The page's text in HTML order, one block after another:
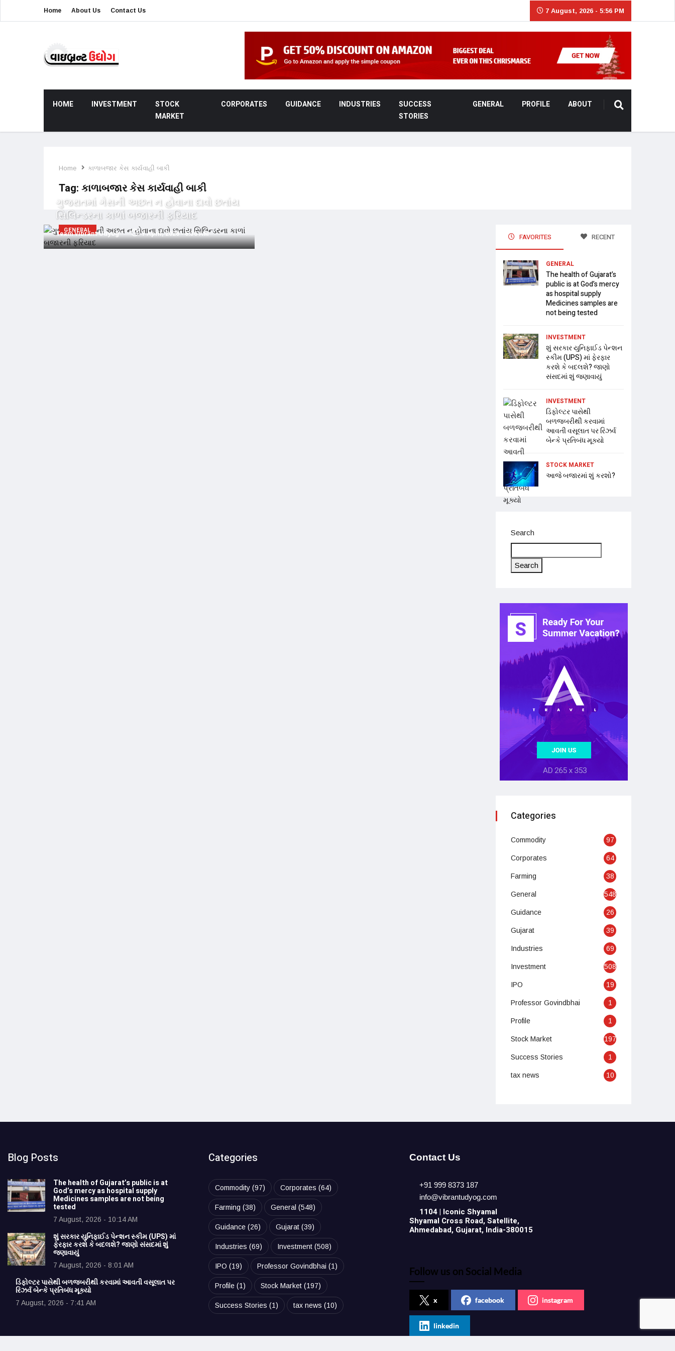
Home About Us Contact Us 7 August, 2026 - 5:56 PM
HOME INVESTMENT
STOCK
MARKET
CORPORATES GUIDANCE INDUSTRIES
SUCCESS
STORIES
GENERAL PROFILE ABOUT
Home કાળાબજાર કેસ કાર્યવાહી બાકી
Tag: કાળાબજાર કેસ કાર્યવાહી બાકી
GENERAL
ગુજરાતમાં ગેસની અછત ન હોવાના દાવો છતાંય
સિલિન્ડરના કાળાં બજારની ફરિયાદ
Team Vibrant Udyog 7 April, 2026 - 6:36 AM FAVORITES RECENT
GENERAL
The health of Gujarat’s
public is at God’s mercy
as hospital supply
Medicines samples are
not being tested
INVESTMENT
શું સરકાર યુનિફાઈડ પેન્શન
સ્કીમ (UPS) માં ફેરફાર
કરશે કે બદલશે? જાણો
સંસદમાં શું જણાવાયું
INVESTMENT
ડિફોલ્ટર પાસેથી
બળજબરીથી કરવામાં
આવતી વસૂલાત પર રિઝર્વ
બેન્કે પ્રતિબંધ મૂક્યો
STOCK MARKET
આજે બજારમાં શું કરશો?
Search
Search
Categories
Commodity 97
Corporates 64
Farming 38
General 548
Guidance 26
Gujarat 39
Industries 69
Investment 508
IPO 19
Professor Govindbhai 1
Profile 1
Stock Market 197
Success Stories 1
tax news 10
Blog Posts
The health of Gujarat’s public is at
God’s mercy as hospital supply
Medicines samples are not being
tested
7 August, 2026 - 10:14 AM
શું સરકાર યુનિફાઈડ પેન્શન સ્કીમ (UPS) માં
ફેરફાર કરશે કે બદલશે? જાણો સંસદમાં શું
જણાવાયું
7 August, 2026 - 8:01 AM
ડિફોલ્ટર પાસેથી બળજબરીથી કરવામાં આવતી વસૂલાત પર
રિઝર્વ બેન્કે પ્રતિબંધ મૂક્યો
7 August, 2026 - 7:41 AM
Categories
Commodity(97) Corporates (64)
Farming (38) General (548)
Guidance(26) Gujarat(39)
Industries (69) Investment(508)
IPO (19) Professor Govindbhai (1)
Profile(1) Stock Market(197)
Success Stories (1) tax news (10)
Contact Us
+91 999 8373 187
info@vibrantudyog.com
1104 | Iconic Shyamal
Shyamal Cross Road, Satellite,
Ahmedabad, Gujarat, India-380015
Follow us on Social Media
x facebook instagram
linkedin